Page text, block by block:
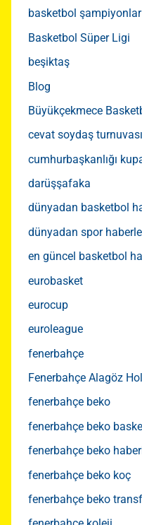
basketbol
Basketbol Süper Ligi
beşiktaş
Blog
Büyükçekmece
cevat soydaş turnuvası
cumhurbaşkanlığı
darüşşafaka
dünyadan basketbol
dünyadan spor
en güncel basketbol
eurobasket
eurocup
euroleague
fenerbahçe
Fenerbahçe Alagöz
fenerbahçe beko
fenerbahçe beko
fenerbahçe beko
fenerbahçe beko koç
fenerbahçe beko